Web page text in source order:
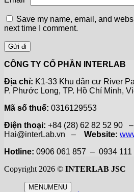
Save my name, email, and
next time I comment.
CÔNG TY CỔ PHẦN INTERLAB
Địa chỉ: K1-33 Khu dân cư River
P. Phước Long, TP. Hồ Chí Minh,
Mã số thuế: 0316129553
Điện thoại: +84 (28) 62 82 52 90
Hai@interLab.vn – Website:
Hotline: 0906 061 857 – 0934 111
Copyright 2026 © INTERLAB JSC
MENUMENU